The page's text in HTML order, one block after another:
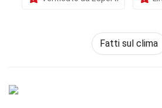
Fatti sul clima